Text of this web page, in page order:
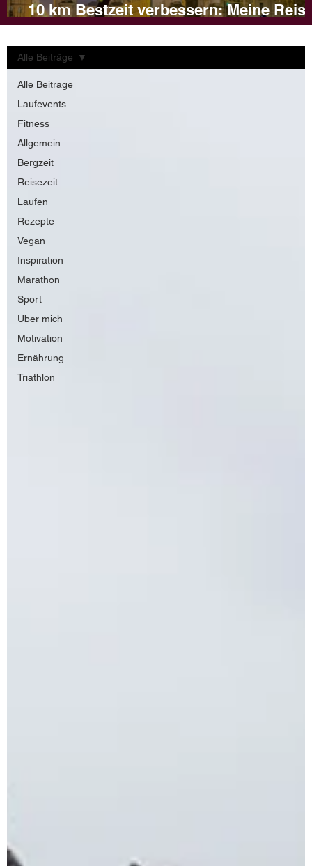
10 km Bestzeit verbessern: Meine
und Tipps für dein Training
Alle Beiträge
Laufevents
Fitness
Allgemein
Bergzeit
Reisezeit
Laufen
Rezepte
Vegan
Inspiration
Marathon
Sport
Über mich
Motivation
Ernährung
Triathlon
Alle Beiträge